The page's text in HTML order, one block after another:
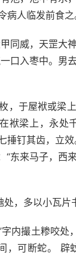
病人临发前食之
同威，天罡大
口入枣中。男
，于屋袱或梁
袱梁上，永处
捶钉其齿，立
东来马子，西
，多以小瓦片
内撮土糁咬
，可断蛇。 辟